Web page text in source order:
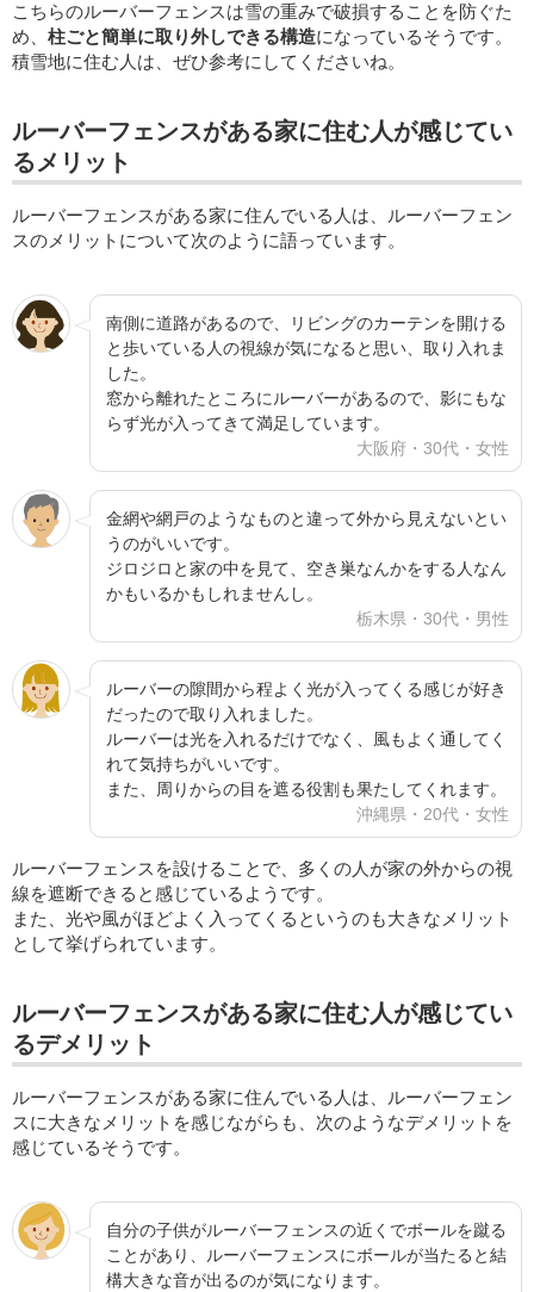
こちらのルーバーフェンスは雪の重みで破損することを防ぐた
め、 柱ごと簡単に取り外しできる構造になっているそうです。
積雪地に住む人は、ぜひ参考にしてくださいね。
ルーバーフェンスがある家に住む人が感じてい
るメリット
ルーバーフェンスがある家に住んでいる人は、ルーバーフェン
スのメリットについて次のように語っています。
南側に道路があるので、リビングのカーテンを開ける
と歩いている人の視線が気になると思い、取り入れま
した。
窓から離れたところにルーバーがあるので、影にもな
らず光が入ってきて満足しています。
大阪府・30代・女性
金網や網戸のようなものと違って外から見えないとい
うのがいいです。
ジロジロと家の中を見て、空き巣なんかをする人なん
かもいるかもしれませんし。
栃木県・30代・男性
ルーバーの隙間から程よく光が入ってくる感じが好き
だったので取り入れました。
ルーバーは光を入れるだけでなく、風もよく通してく
れて気持ちがいいです。
また、周りからの目を遮る役割も果たしてくれます。
沖縄県・20代・女性
ルーバーフェンスを設けることで、多くの人が家の外からの視
線を遮断できると感じているようです。
また、光や風がほどよく入ってくるというのも大きなメリット
として挙げられています。
ルーバーフェンスがある家に住む人が感じてい
るデメリット
ルーバーフェンスがある家に住んでいる人は、ルーバーフェン
スに大きなメリットを感じながらも、次のようなデメリットを
感じているそうです。
自分の子供がルーバーフェンスの近くでボールを蹴る
ことがあり、ルーバーフェンスにボールが当たると結
構大きな音が出るのが気になります。